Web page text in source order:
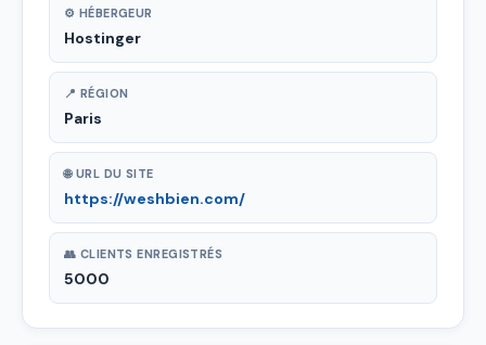
⚙ HÉBERGEUR
Hostinger
📍 RÉGION
Paris
🌐 URL DU SITE
https://weshbien.com/
👥 CLIENTS ENREGISTRÉS
5000